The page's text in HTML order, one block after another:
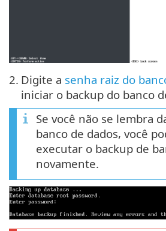
2. Digite a senha raiz do
iniciar o backup do banco
Se você não se lembra
banco de dados, você
executar o backup de
novamente.